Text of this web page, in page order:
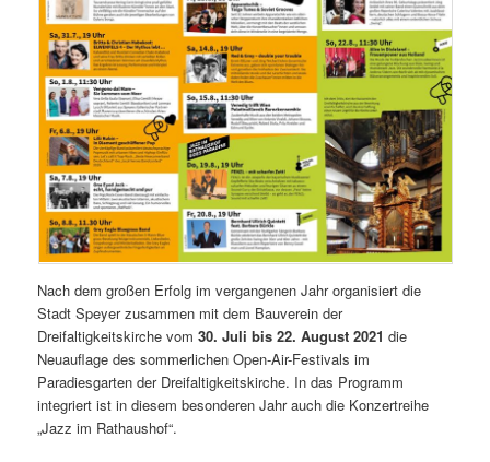
Nach dem großen Erfolg im vergangenen Jahr organisiert die
Stadt Speyer zusammen mit dem Bauverein der
Dreifaltigkeitskirche vom30. Juli bis 22. August 2021 die
Neuauflage des sommerlichen Open-Air-Festivals im
Paradiesgarten der Dreifaltigkeitskirche. In das Programm
integriert ist in diesem besonderen Jahr auch die Konzertreihe
„Jazz im Rathaushof“.